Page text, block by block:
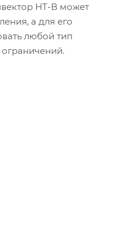
НТ-В может
а для его
любой тип